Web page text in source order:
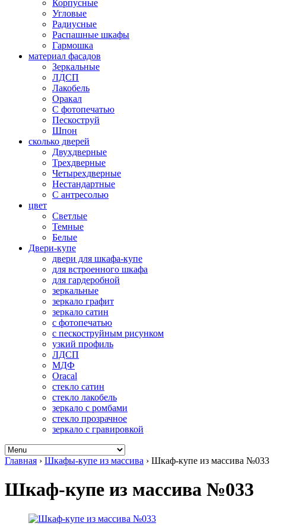
Корпусные
Угловые
Радиусные
Распашные шкафы
Гармошка
материал фасадов
Зеркальные
ЛДСП
Лакобель
Оракал
С фотопечатью
Пескоструй
Шпон
сколько дверей
Двухдверные
Трехдверные
Четырехдверные
Нестандартные
С антресолью
цвет
Светлые
Темные
Белые
Двери-купе
двери для шкафа-купе
для встроенного шкафа
для гардеробной
зеркальные
зеркало графит
зеркало сатин
с фотопечатью
с пескоструйным рисунком
узкий профиль
ЛДСП
МДФ
Oracal
стекло сатин
стекло лакобель
зеркало с ромбами
стекло прозрачное
зеркало с гравировкой
Главная › Шкафы-купе из массива › Шкаф-купе из массива №033
Шкаф-купе из массива №033